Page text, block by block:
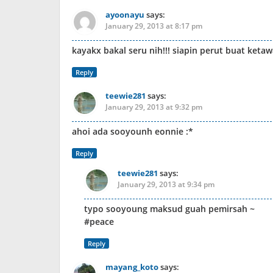
ayoonayu says:
January 29, 2013 at 8:17 pm
kayakx bakal seru nih!!! siapin perut buat
Reply
teewie281 says:
January 29, 2013 at 9:32 pm
ahoi ada sooyounh eonnie :*
Reply
teewie281 says:
January 29, 2013 at 9:34 pm
typo sooyoung maksud guah pemirsah ~
#peace
Reply
mayang_kotosays: